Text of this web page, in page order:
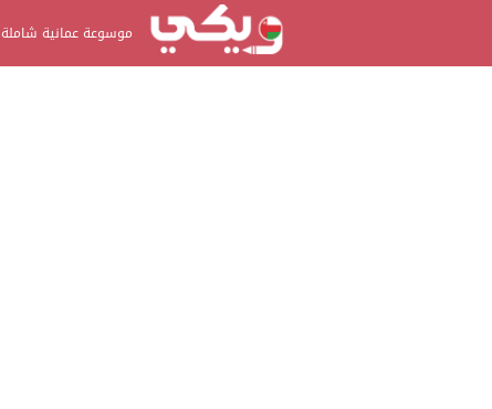
موسوعة عمانية شاملة